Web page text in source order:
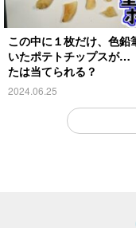
この中に１枚だけ、色鉛
いたポテトチップスが
たは当てられる？
2024.06.25